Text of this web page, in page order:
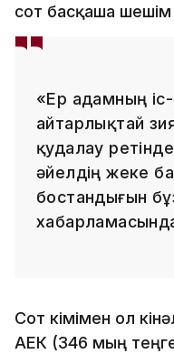
сот басқаша
«Ер адамның іс-
айтарлықтай
қудалау
әйелдің жеке
бостандығын
Сот үкімімен ол
АЕК (346 мың